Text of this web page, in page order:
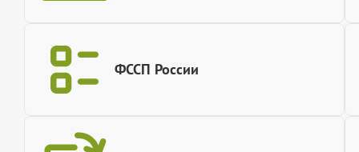
ФССП России